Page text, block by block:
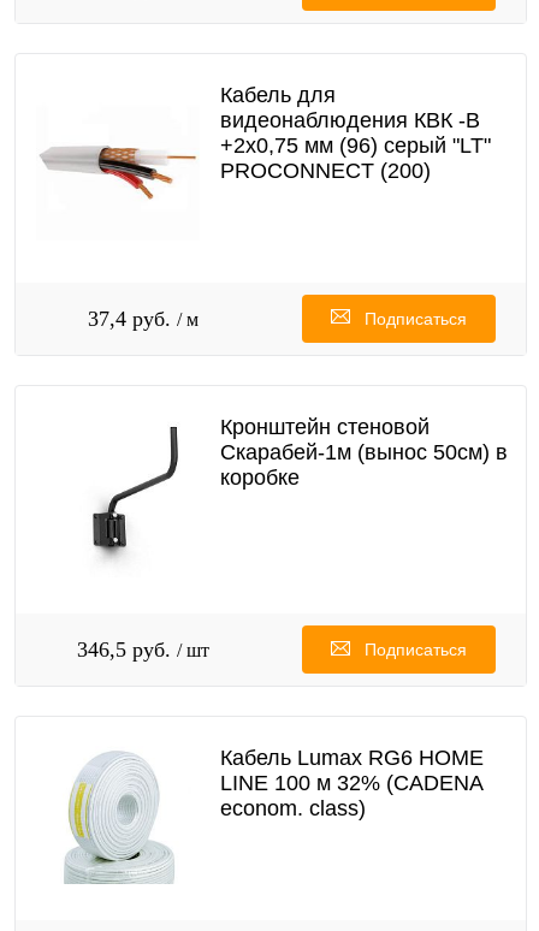
Кабель для
видеонаблюдения КВК -В
+2х0,75 мм (96) серый "LT"
PROCONNECT (200)
37,4 руб. / м Подписаться
Кронштейн стеновой
Скарабей-1м (вынос 50см) в
коробке
346,5 руб. / шт Подписаться
Кабель Lumax RG6 HOME
LINE 100 м 32% (CADENA
econom. class)